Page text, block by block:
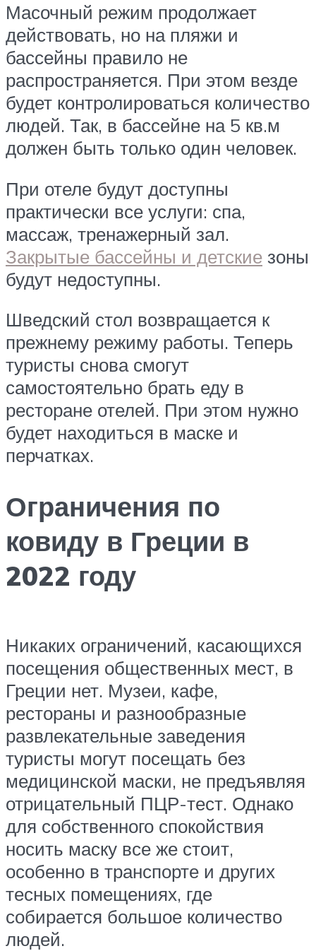
Масочный режим продолжает
действовать, но на пляжи и
бассейны правило не
распространяется. При этом везде
будет контролироваться количество
людей. Так, в бассейне на 5 кв.м
должен быть только один человек.
При отеле будут доступны
практически все услуги: спа,
массаж, тренажерный зал.
Закрытые бассейны и детские зоны
будут недоступны.
Шведский стол возвращается к
прежнему режиму работы. Теперь
туристы снова смогут
самостоятельно брать еду в
ресторане отелей. При этом нужно
будет находиться в маске и
перчатках.
Ограничения по
ковиду в Греции в
2022 году
Никаких ограничений, касающихся
посещения общественных мест, в
Греции нет. Музеи, кафе,
рестораны и разнообразные
развлекательные заведения
туристы могут посещать без
медицинской маски, не предъявляя
отрицательный ПЦР-тест. Однако
для собственного спокойствия
носить маску все же стоит,
особенно в транспорте и других
тесных помещениях, где
собирается большое количество
людей.